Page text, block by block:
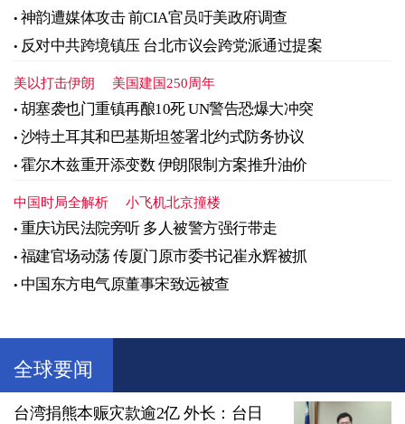
神韵遭媒体攻击 前CIA官员吁美政府调查
反对中共跨境镇压 台北市议会跨党派通过提案
美以打击伊朗 美国建国250周年
胡塞袭也门重镇再酿10死 UN警告恐爆大冲突
沙特土耳其和巴基斯坦签署北约式防务协议
霍尔木兹重开添变数 伊朗限制方案推升油价
中国时局全解析 小飞机北京撞楼
重庆访民法院旁听 多人被警方强行带走
福建官场动荡 传厦门原市委书记崔永辉被抓
中国东方电气原董事宋致远被查
全球要闻
台湾捐熊本赈灾款逾2亿 外长：台日